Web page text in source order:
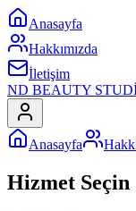
Anasayfa
Hakkımızda
İletişim
ND BEAUTY
Anasayfa
Hizmet Seçin